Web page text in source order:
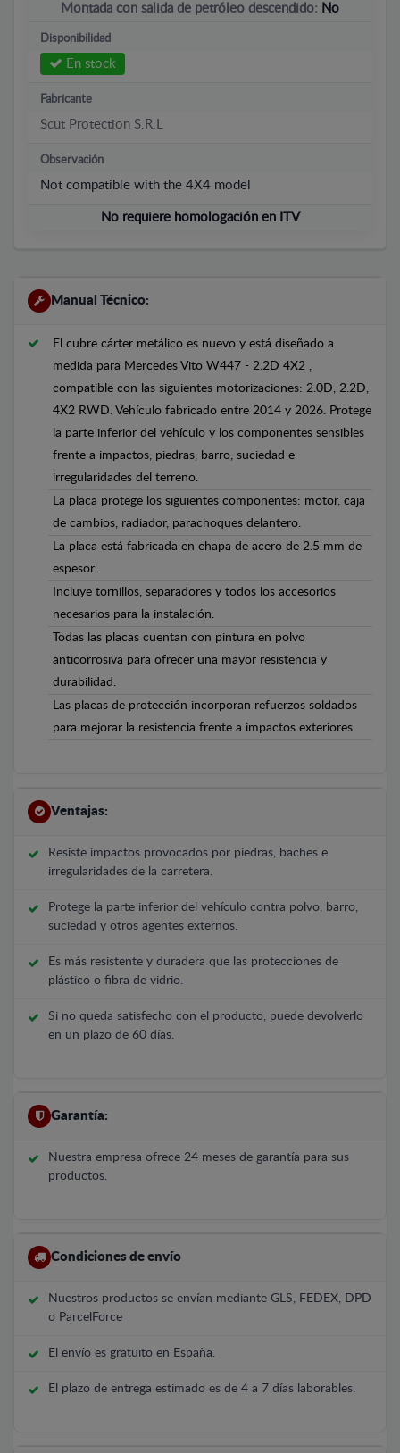
Montada con salida de petróleo descendido: No
Disponibilidad
En stock
Fabricante
Scut Protection S.R.L
Observación
Not compatible with the 4X4 model
No requiere homologación en ITV
Manual Técnico:
El cubre cárter metálico es nuevo y está diseñado a
medida para Mercedes Vito W447 - 2.2D 4X2 ,
compatible con las siguientes motorizaciones: 2.0D, 2.2D,
4X2 RWD. Vehículo fabricado entre 2014 y 2026. Protege
la parte inferior del vehículo y los componentes sensibles
frente a impactos, piedras, barro, suciedad e
irregularidades del terreno.
La placa protege los siguientes componentes: motor, caja
de cambios, radiador, parachoques delantero.
La placa está fabricada en chapa de acero de 2.5 mm de
espesor.
Incluye tornillos, separadores y todos los accesorios
necesarios para la instalación.
Todas las placas cuentan con pintura en polvo
anticorrosiva para ofrecer una mayor resistencia y
durabilidad.
Las placas de protección incorporan refuerzos soldados
para mejorar la resistencia frente a impactos exteriores.
Ventajas:
Resiste impactos provocados por piedras, baches e
irregularidades de la carretera.
Protege la parte inferior del vehículo contra polvo, barro,
suciedad y otros agentes externos.
Es más resistente y duradera que las protecciones de
plástico o fibra de vidrio.
Si no queda satisfecho con el producto, puede devolverlo
en un plazo de 60 días.
Garantía:
Nuestra empresa ofrece 24 meses de garantía para sus
productos.
Condiciones de envío
Nuestros productos se envían mediante GLS, FEDEX, DPD
o ParcelForce
El envío es gratuito en España.
El plazo de entrega estimado es de 4 a 7 días laborables.